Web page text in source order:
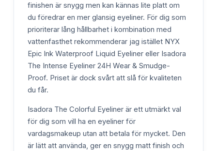
finishen är snygg men kan kännas lite platt om
du föredrar en mer glansig eyeliner. För dig som
prioriterar lång hållbarhet i kombination med
vattenfasthet rekommenderar jag istället NYX
Epic Ink Waterproof Liquid Eyeliner eller Isadora
The Intense Eyeliner 24H Wear & Smudge-
Proof. Priset är dock svårt att slå för kvaliteten
du får.
Isadora The Colorful Eyeliner är ett utmärkt val
för dig som vill ha en eyeliner för
vardagsmakeup utan att betala för mycket. Den
är lätt att använda, ger en snygg matt finish och